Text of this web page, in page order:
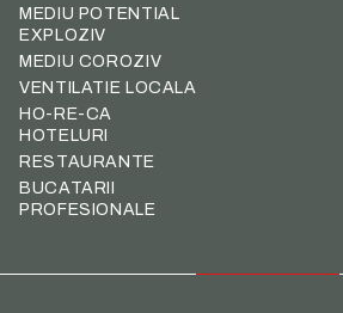
MEDIU POTENTIAL
EXPLOZIV
MEDIU COROZIV
VENTILATIE LOCALA
HO-RE-CA
HOTELURI
RESTAURANTE
BUCATARII
PROFESIONALE